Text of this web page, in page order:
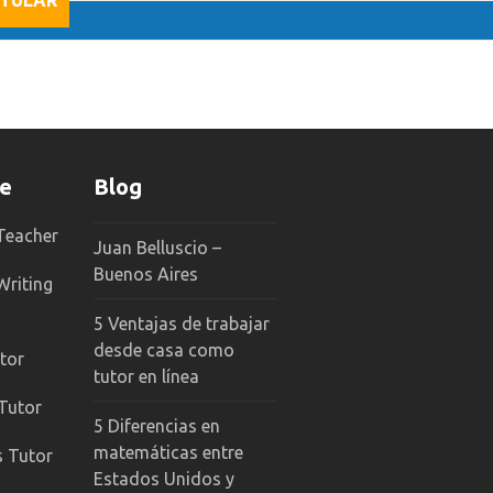
Tutor
Blog
Juan Belluscio –
Buenos Aires
5 Ventajas de trabajar
desde casa como
tutor en línea
5 Diferencias en
matemáticas entre
Estados Unidos y